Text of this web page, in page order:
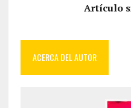
Artículo
ACERCA DEL AUTOR